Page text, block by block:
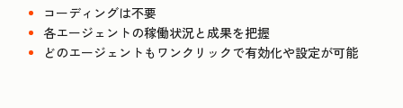
コーディングは不要
各エージェントの稼働状況と成果を把握
どのエージェントもワンクリックで有効化や設定が可能